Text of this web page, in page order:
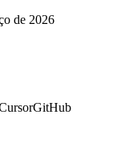
de 2026
GitHub